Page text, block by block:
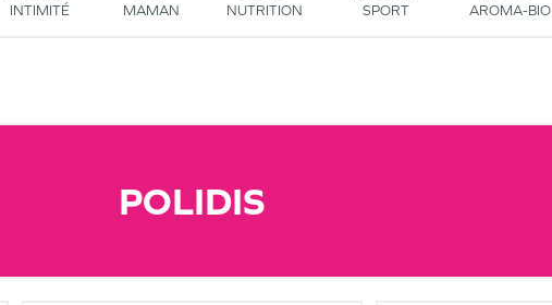
INTIMITÉ
MAMAN
NUTRITION
SPORT
AROMA-BIO
POLIDIS